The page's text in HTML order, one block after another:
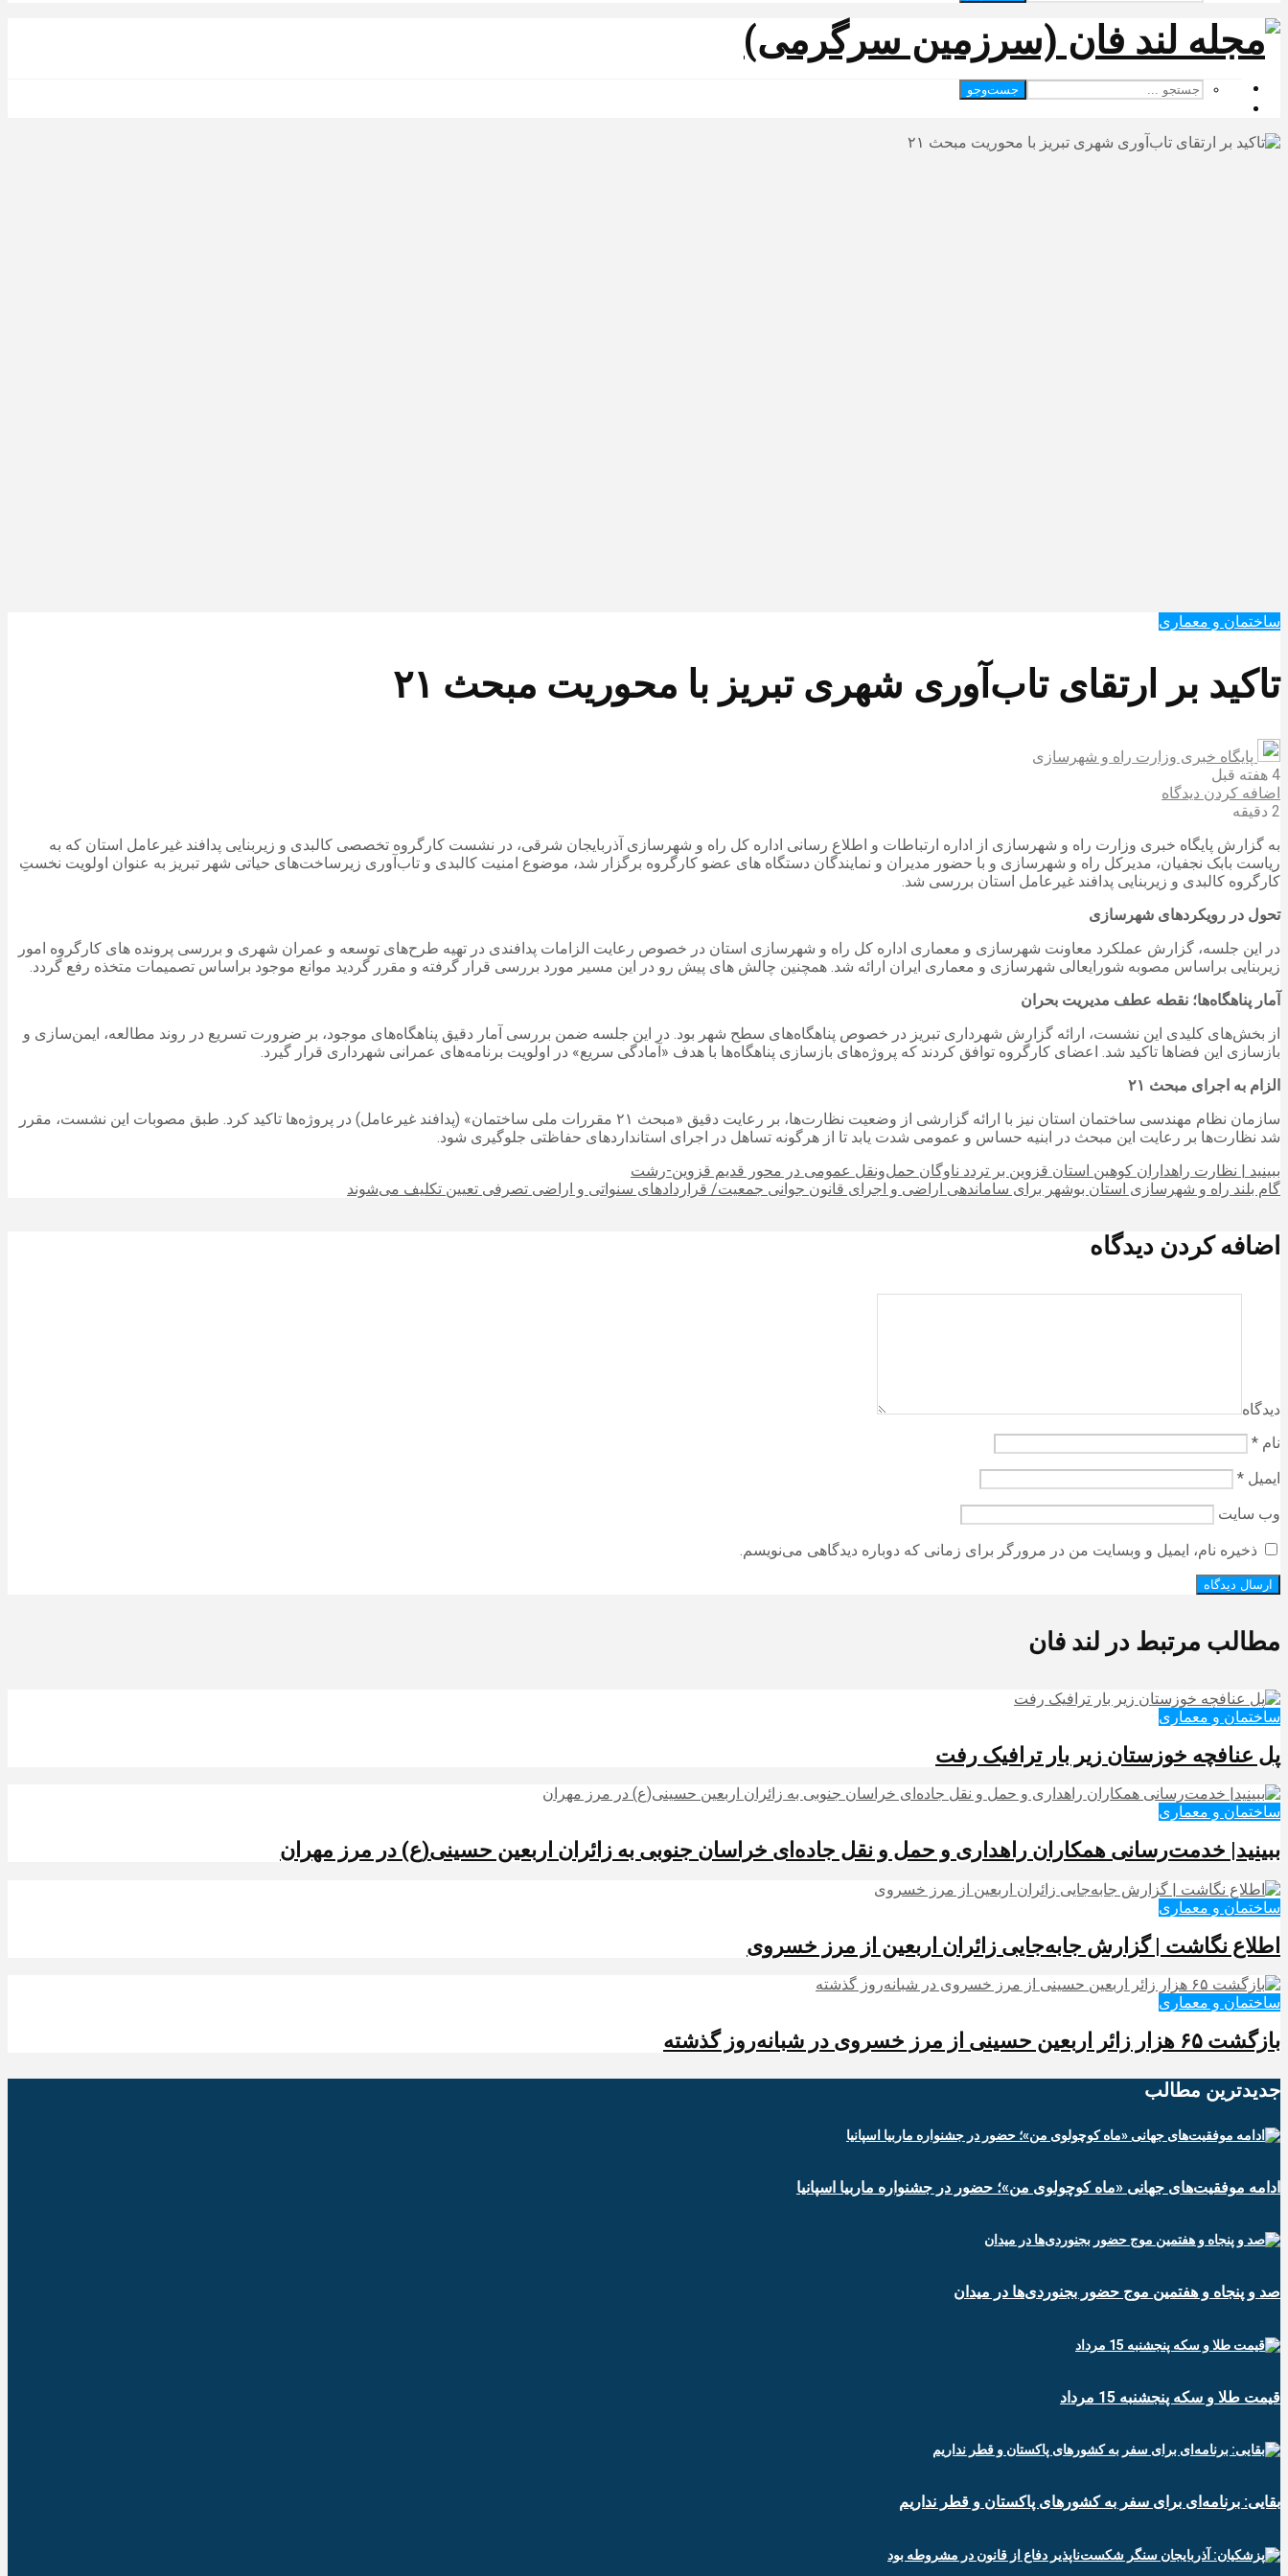
جست‌وجو
ساختمان و معماری
تاکید بر ارتقای تاب‌آوری شهری تبریز با محوریت مبحث ۲۱
پایگاه خبری وزارت راه و شهرسازی
4 هفته قبل
اضافه کردن دیدگاه
2 دقیقه
به گزارش پایگاه خبری وزارت راه و شهرسازی از اداره ارتباطات و اطلاع رسانی اداره کل راه و شهرسازی آذربایجان شرقی، در نشست کارگروه تخصصی کالبدی و زیربنایی پدافند غیرعامل استان که به
ریاست بابک نجفیان، مدیرکل راه و شهرسازی و با حضور مدیران و نمایندگان دستگاه های عضو کارگروه برگزار شد، موضوع امنیت کالبدی و تاب‌آوری زیرساخت‌های حیاتی شهر تبریز به عنوان اولویت نخستِ
کارگروه کالبدی و زیربنایی پدافند غیرعامل استان بررسی شد.
تحول در رویکردهای شهرسازی
در این جلسه، گزارش عملکرد معاونت شهرسازی و معماری اداره کل راه و شهرسازی استان در خصوص رعایت الزامات پدافندی در تهیه طرح‌های توسعه و عمران شهری و بررسی پرونده های کارگروه امور
زیربنایی براساس مصوبه شورایعالی شهرسازی و معماری ایران ارائه شد. همچنین چالش های پیش رو در این مسیر مورد بررسی قرار گرفته و مقرر گردید موانع موجود براساس تصمیمات متخذه رفع گردد.
آمار پناهگاه‌ها؛ نقطه عطف مدیریت بحران
از بخش‌های کلیدی این نشست، ارائه گزارش شهرداری تبریز در خصوص پناهگاه‌های سطح شهر بود. در این جلسه ضمن بررسی آمار دقیق پناهگاه‌های موجود، بر ضرورت تسریع در روند مطالعه، ایمن‌سازی و
بازسازی این فضاها تاکید شد. اعضای کارگروه توافق کردند که پروژه‌های بازسازی پناهگاه‌ها با هدف «آمادگی سریع» در اولویت برنامه‌های عمرانی شهرداری قرار گیرد.
الزام به اجرای مبحث ۲۱
سازمان نظام مهندسی ساختمان استان نیز با ارائه گزارشی از وضعیت نظارت‌ها، بر رعایت دقیق «مبحث ۲۱ مقررات ملی ساختمان» (پدافند غیرعامل) در پروژه‌ها تاکید کرد. طبق مصوبات این نشست، مقرر
شد نظارت‌ها بر رعایت این مبحث در ابنیه حساس و عمومی شدت یابد تا از هرگونه تساهل در اجرای استانداردهای حفاظتی جلوگیری شود.
ببینید | نظارت راهداران کوهین استان قزوین بر تردد ناوگان حمل‌ونقل عمومی در محور قدیم قزوین-رشت
گام بلند راه و شهرسازی استان بوشهر برای ساماندهی اراضی و اجرای قانون جوانی جمعیت/ قراردادهای سنواتی و اراضی تصرفی تعیین تکلیف می‌شوند
اضافه کردن دیدگاه
دیدگاه
نام *
ایمیل *
وب‌ سایت
ذخیره نام، ایمیل و وبسایت من در مرورگر برای زمانی که دوباره دیدگاهی می‌نویسم.
مطالب مرتبط در لند فان
ساختمان و معماری
پل عنافچه خوزستان زیر بار ترافیک رفت
ساختمان و معماری
ببینید| خدمت‌رسانی همکاران راهداری و حمل و نقل جاده‌ای خراسان جنوبی به زائران اربعین حسینی(ع) در مرز مهران
ساختمان و معماری
️اطلاع نگاشت | گزارش جابه‌جایی زائران اربعین از مرز خسروی
ساختمان و معماری
️بازگشت ۶۵ هزار زائر اربعین حسینی از مرز خسروی در شبانه‌روز گذشته
جدیدترین‌ مطالب
ادامه موفقیت‌های جهانی «ماه کوچولوی من»؛ حضور در جشنواره ماربیا اسپانیا
صد و پنجاه و هفتمین موج حضور بجنوردی‌ها در میدان
قیمت طلا و سکه پنجشنبه 15 مرداد
بقایی: برنامه‌ای برای سفر به کشورهای پاکستان و قطر نداریم